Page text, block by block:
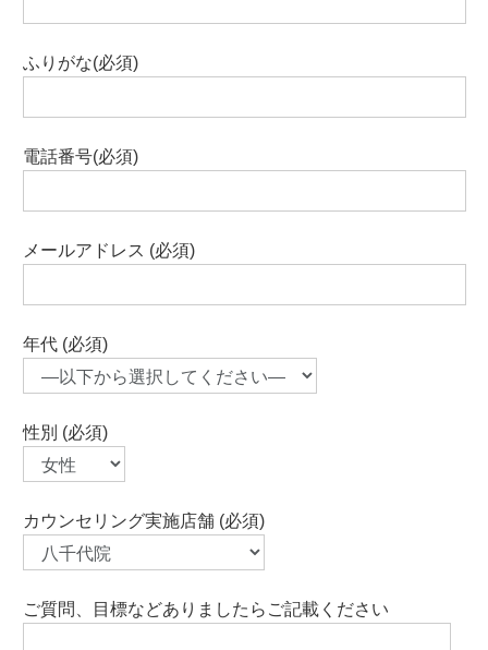
ふりがな(必須)
電話番号(必須)
メールアドレス (必須)
年代 (必須)
性別 (必須)
カウンセリング実施店舗 (必須)
ご質問、目標などありましたらご記載ください